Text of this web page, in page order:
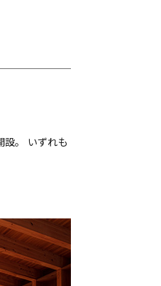
。 いずれも